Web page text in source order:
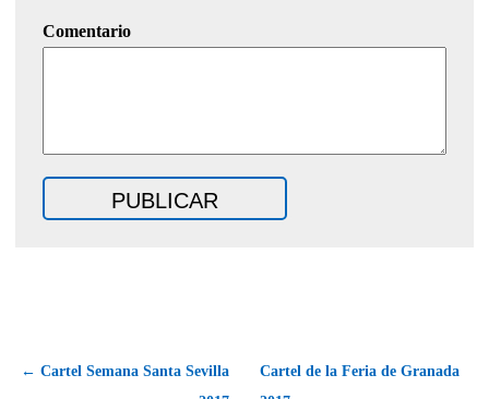
Comentario
← Cartel Semana Santa Sevilla
Cartel de la Feria de Granada